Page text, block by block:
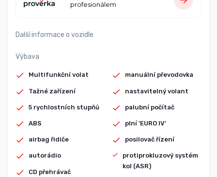
profesionálem
Další informace o vozidle
Výbava
Multifunkční volat
Tažné zařízení
5 rychlostních stupňů
ABS
airbag řidiče
autorádio
CD přehrávač
manuální převodovka
nastavitelný volant
palubní počítač
plní 'EURO IV'
posilovač řízení
protiprokluzový systém
kol (ASR)